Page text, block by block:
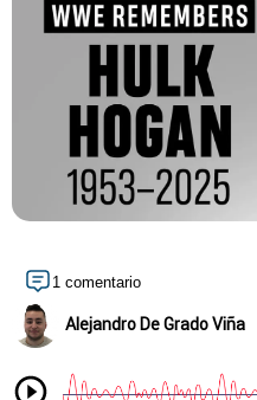
1 comentario
Alejandro De Grado Viña